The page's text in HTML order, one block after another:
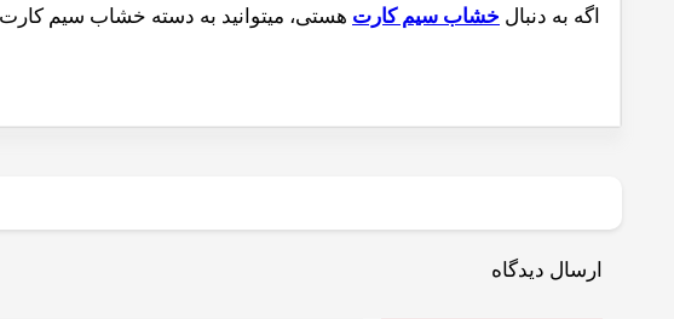
اگه به دنبال خشاب سیم کارت هستی، میتوانید به دسته خشاب سیم
ارسال دیدگاه